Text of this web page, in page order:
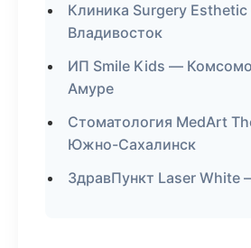
Клиника Surgery
Владивосток
ИП Smile Kids —
Амуре
Стоматология MedArt
Южно-Сахалинск
ЗдравПункт Laser White